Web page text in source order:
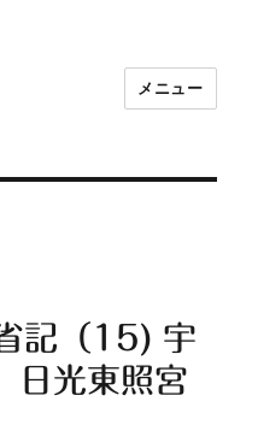
メニュー
記（15) 宇
日光東照宮